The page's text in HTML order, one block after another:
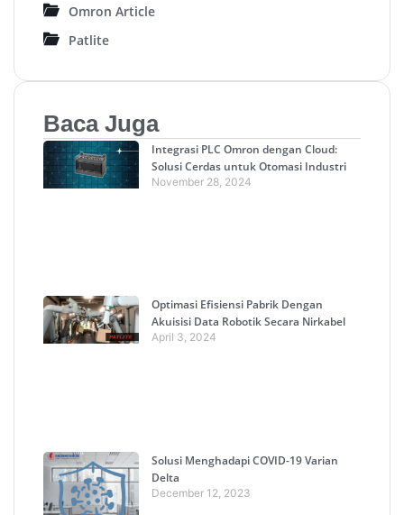
Omron Article
Patlite
Baca Juga
Integrasi PLC Omron dengan Cloud:
Solusi Cerdas untuk Otomasi Industri
November 28, 2024
Optimasi Efisiensi Pabrik Dengan
Akuisisi Data Robotik Secara Nirkabel
April 3, 2024
Solusi Menghadapi COVID-19 Varian
Delta
December 12, 2023